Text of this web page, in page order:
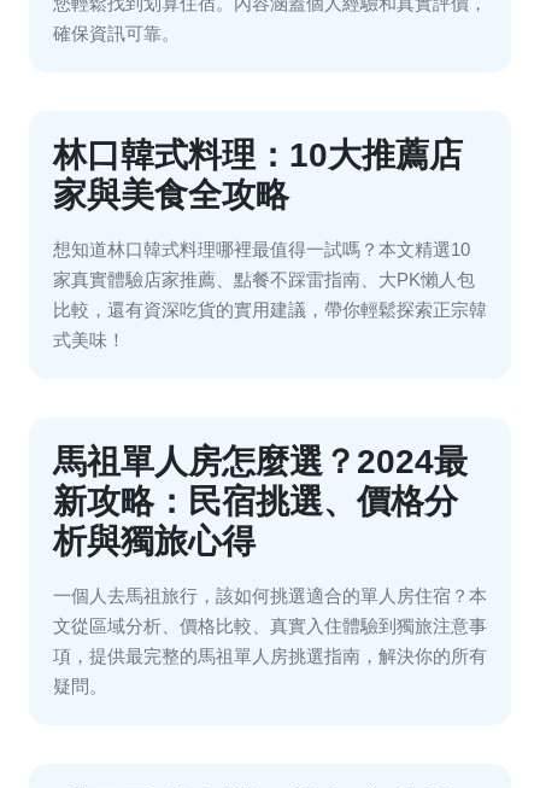
確保資訊可靠。
林口韓式料理：10大推薦店
家與美食全攻略
想知道林口韓式料理哪裡最值得一試嗎？本文精選10
家真實體驗店家推薦、點餐不踩雷指南、大PK懶人包
比較，還有資深吃貨的實用建議，帶你輕鬆探索正宗韓
式美味！
馬祖單人房怎麼選？2024最
新攻略：民宿挑選、價格分
析與獨旅心得
一個人去馬祖旅行，該如何挑選適合的單人房住宿？本
文從區域分析、價格比較、真實入住體驗到獨旅注意事
項，提供最完整的馬祖單人房挑選指南，解決你的所有
疑問。